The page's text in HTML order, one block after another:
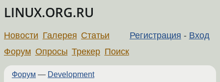
LINUX.ORG.RU
Регистрация - Вход
Новости Галерея Статьи
Форум Опросы Трекер Поиск
Форум — Development